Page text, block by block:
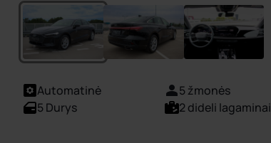
Automatinė 5 žmonės
5 Durys
2 dideli lagaminai